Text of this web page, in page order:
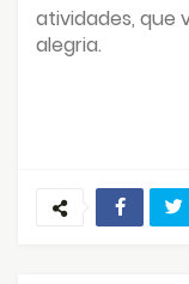
atividades, que
alegria.